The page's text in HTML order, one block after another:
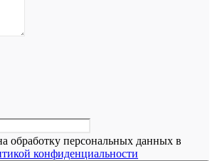
обработку персональных данных в
конфиденциальности